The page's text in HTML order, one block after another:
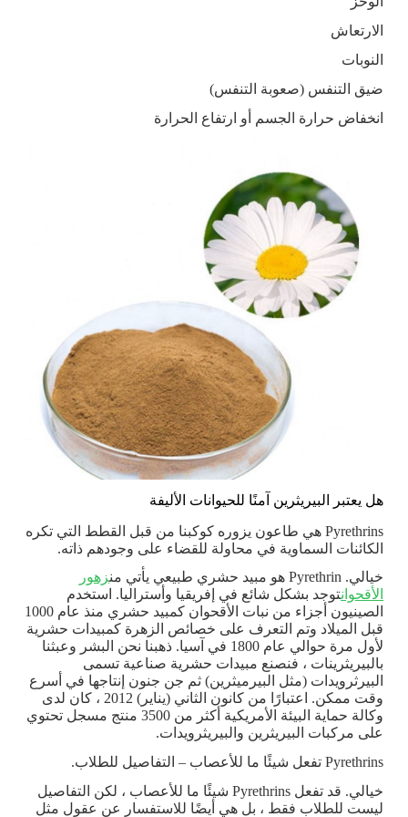
الارتعاش
النوبات
ضيق التنفس (صعوبة التنفس)
انخفاض حرارة الجسم أو ارتفاع الحرارة
هل يعتبر البيريثرين آمنًا للحيوانات الأليفة
Pyrethrins هي طاعون يزوره كوكبنا من قبل القطط التي تكره
الكائنات السماوية في محاولة للقضاء على وجودهم ذاته.
خيالي. Pyrethrin هو مبيد حشري طبيعي يأتي من
زهور
الأقحوانتوجد بشكل شائع في إفريقيا وأستراليا. استخدم
الصينيون أجزاء من نبات الأقحوان كمبيد حشري منذ عام 1000
قبل الميلاد وتم التعرف على خصائص الزهرة كمبيدات حشرية
لأول مرة حوالي عام 1800 في آسيا. ذهبنا نحن البشر وعبثنا
بالبيريثرينات ، فنصنع مبيدات حشرية صناعية تسمى
البيرثرويدات (مثل البيرميثرين) ثم جن جنون إنتاجها في أسرع
وقت ممكن. اعتبارًا من كانون الثاني (يناير) 2012 ، كان لدى
وكالة حماية البيئة الأمريكية أكثر من 3500 منتج مسجل تحتوي
على مركبات البيريثرين والبيريثرويدات.
Pyrethrins تفعل شيئًا ما للأعصاب – التفاصيل للطلاب.
خيالي. قد تفعل Pyrethrins شيئًا ما للأعصاب ، لكن التفاصيل
ليست للطلاب فقط ، بل هي أيضًا للاستفسار عن عقول مثل